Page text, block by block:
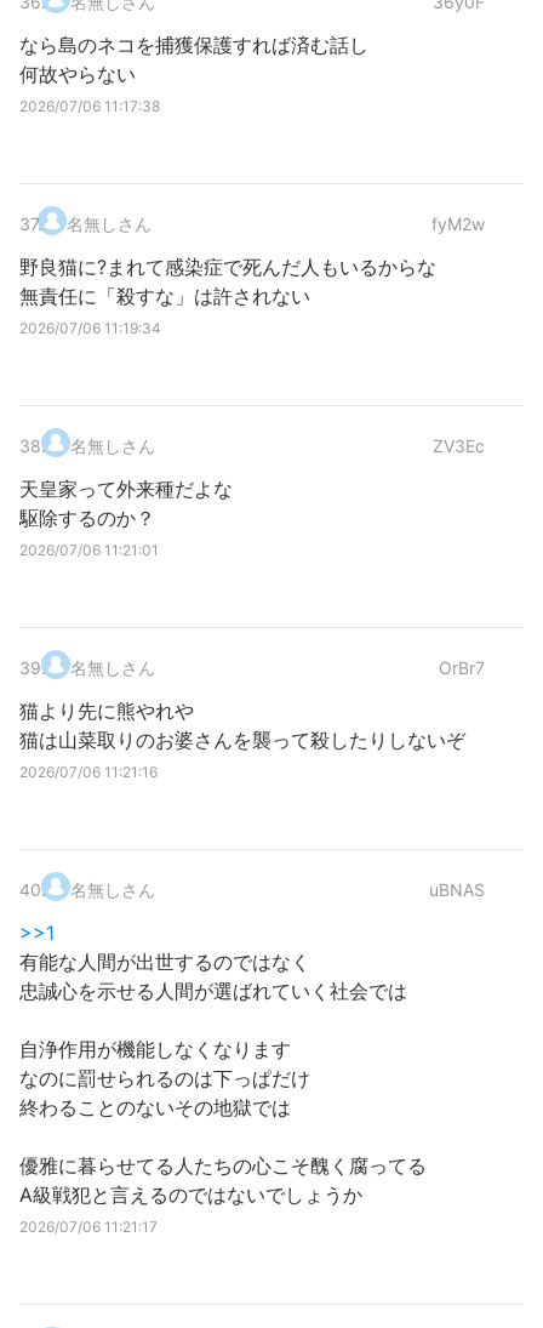
なら島のネコを捕獲保護すれば済む話し
何故やらない
2026/07/06 11:17:38
37. 名無しさん fyM2w
野良猫に?まれて感染症で死んだ人もいるからな
無責任に「殺すな」は許されない
2026/07/06 11:19:34
38. 名無しさん ZV3Ec
天皇家って外来種だよな
駆除するのか？
2026/07/06 11:21:01
39. 名無しさん OrBr7
猫より先に熊やれや
猫は山菜取りのお婆さんを襲って殺したりしないぞ
2026/07/06 11:21:16
40. 名無しさん uBNAS
>>1
有能な人間が出世するのではなく
忠誠心を示せる人間が選ばれていく社会では
自浄作用が機能しなくなります
なのに罰せられるのは下っぱだけ
終わることのないその地獄では
優雅に暮らせてる人たちの心こそ醜く腐ってる
A級戦犯と言えるのではないでしょうか
2026/07/06 11:21:17